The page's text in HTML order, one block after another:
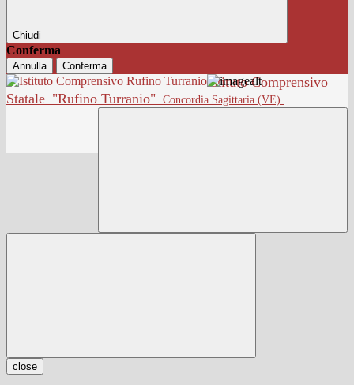
Chiudi
Conferma
Annulla Conferma
Istituto Comprensivo
Statale "Rufino Turranio" Concordia Sagittaria (VE)
close